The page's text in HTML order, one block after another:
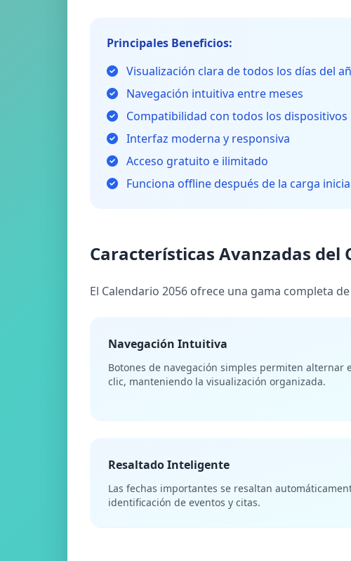
Principales Beneficios:
Visualización clara de todos los días del
Navegación intuitiva entre meses
Compatibilidad con todos los dispositivos
Interfaz moderna y responsiva
Acceso gratuito e ilimitado
Funciona offline después de la carga
Características Avanzadas del
El Calendario 2056 ofrece una gama completa
Navegación Intuitiva
Botones de navegación simples permiten alternar
clic, manteniendo la visualización organizada.
Resaltado Inteligente
Las fechas importantes se resaltan
identificación de eventos y citas.